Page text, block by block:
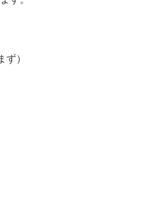
）
だくと絞り込み検索がで